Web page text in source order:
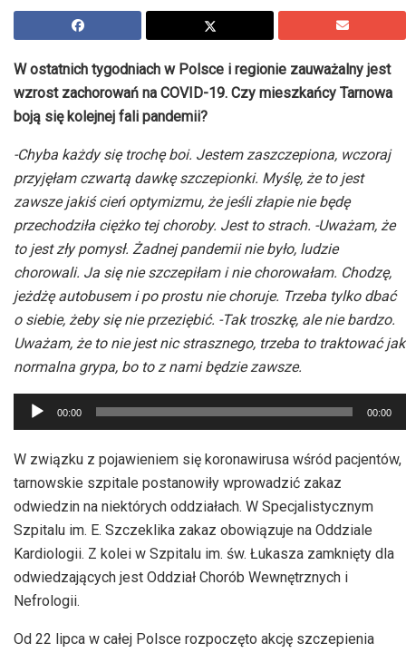
W ostatnich tygodniach w Polsce i regionie zauważalny jest
wzrost zachorowań na COVID-19. Czy mieszkańcy Tarnowa
boją się kolejnej fali pandemii?
-Chyba każdy się trochę boi. Jestem zaszczepiona, wczoraj
przyjęłam czwartą dawkę szczepionki. Myślę, że to jest
zawsze jakiś cień optymizmu, że jeśli złapie nie będę
przechodziła ciężko tej choroby. Jest to strach. -Uważam, że
to jest zły pomysł. Żadnej pandemii nie było, ludzie
chorowali. Ja się nie szczepiłam i nie chorowałam. Chodzę,
jeżdżę autobusem i po prostu nie choruje. Trzeba tylko dbać
o siebie, żeby się nie przeziębić. -Tak troszkę, ale nie bardzo.
Uważam, że to nie jest nic strasznego, trzeba to traktować jak
normalna grypa, bo to z nami będzie zawsze.
Odtwarzacz
plików
dźwiękowych
00:00 00:00
W związku z pojawieniem się koronawirusa wśród pacjentów,
tarnowskie szpitale postanowiły wprowadzić zakaz
odwiedzin na niektórych oddziałach. W Specjalistycznym
Szpitalu im. E. Szczeklika zakaz obowiązuje na Oddziale
Kardiologii. Z kolei w Szpitalu im. św. Łukasza zamknięty dla
odwiedzających jest Oddział Chorób Wewnętrznych i
Nefrologii.
Od 22 lipca w całej Polsce rozpoczęto akcję szczepienia